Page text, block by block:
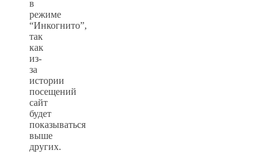
в
режиме
“Инкогнито”,
так
как
из-
за
истории
посещений
сайт
будет
показываться
выше
других.